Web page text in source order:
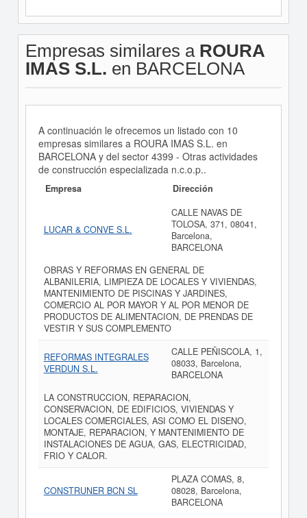
Empresas similares a ROURA
IMAS S.L. en BARCELONA
A continuación le ofrecemos un listado con 10
empresas similares a ROURA IMAS S.L. en
BARCELONA y del sector 4399 - Otras actividades
de construcción especializada n.c.o.p..
Empresa Dirección
LUCAR & CONVE S.L.
CALLE NAVAS DE
TOLOSA, 371, 08041,
Barcelona,
BARCELONA
OBRAS Y REFORMAS EN GENERAL DE
ALBANILERIA, LIMPIEZA DE LOCALES Y VIVIENDAS,
MANTENIMIENTO DE PISCINAS Y JARDINES,
COMERCIO AL POR MAYOR Y AL POR MENOR DE
PRODUCTOS DE ALIMENTACION, DE PRENDAS DE
VESTIR Y SUS COMPLEMENTO
REFORMAS INTEGRALES
VERDUN S.L.
CALLE PEÑISCOLA, 1,
08033, Barcelona,
BARCELONA
LA CONSTRUCCION, REPARACION,
CONSERVACION, DE EDIFICIOS, VIVIENDAS Y
LOCALES COMERCIALES, ASI COMO EL DISENO,
MONTAJE, REPARACION, Y MANTENIMIENTO DE
INSTALACIONES DE AGUA, GAS, ELECTRICIDAD,
FRIO Y CALOR.
CONSTRUNER BCN SL
PLAZA COMAS, 8,
08028, Barcelona,
BARCELONA